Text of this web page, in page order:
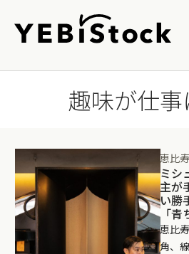
趣味が仕事
恵比
ミシ
主が
い勝
「青
恵比
角、